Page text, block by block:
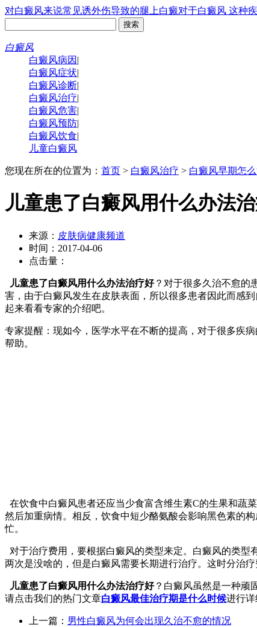
对白癜风来说常见诱外伤导致的腿上白癜对于白癜风 这种
白癜风
白癜风病因 |
白癜风症状|
白癜风诊断|
白癜风治疗|
白癜风危害|
白癜风预防|
白癜风饮食|
儿童白癜风
您现在所在的位置为： 首页 > 白癜风治疗 > 白癜风早期怎
儿童患了白癜风用什么办法
来源： 皮肤病健康频道
时间：2017-04-06
点击量：
儿童患了白癜风用什么办法治疗好？对于很多久治不愈的
害，由于白癜风发生在皮肤表面，所以很多患者因此而感
起来看看专家的介绍吧。
专家提醒：现如今，医学水平在不断的提高，对于很多疾
帮助。
在饮食中白癜风患者还应当少食富含维生素C的生果和蔬
然后加重病情。相反，饮食中短少酪氨酸会影响黑色素的
忙。
对于治疗费用，要根据白癜风的类型来定。白癜风的类
两次是没啥的，但是白癜风需要长期进行治疗。这时分治
儿童患了白癜风用什么办法治疗好？白癜风虽然是一种顽
请点击我们的热门文章白癜风最佳治疗期是什么时候进行详
上一篇： 男性白癜风为何会出现久治不愈的情况